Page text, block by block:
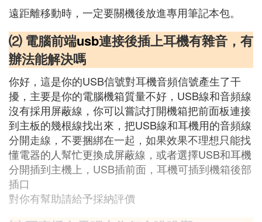
遠距離移動時，一定要關機後放進專用筆記本包。
⑵ 電腦前端usb連接後插上耳機有雜音，有
辦法能解決嗎
你好，這是你的USB信號對耳機音頻信號產生了干
擾，主要是你的電腦機箱質量不好，USB線和音頻線
沒有採用屏蔽線，你可以嘗試打開機箱把前面板連接
到主板的幾根線找出來，把USB線和耳機用的音頻線
分開走線，不要捆綁在一起，如果效果不理想只能找
懂電器的人幫忙更換成屏蔽線，或者選擇USB和耳機
分開插到主機上，USB插前面，耳機可插到機箱後部
插口
對你有幫助請給予採納評價